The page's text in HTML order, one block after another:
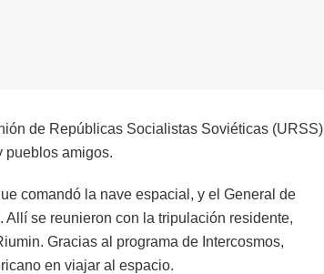
de Repúblicas Socialistas Soviéticas (URSS)
pueblos amigos.
comandó la nave espacial, y el General de
se reunieron con la tripulación residente,
Gracias al programa de Intercosmos,
en viajar al espacio.